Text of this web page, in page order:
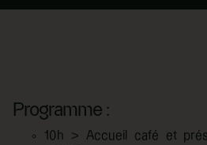
Programme :
10h > Accueil café et